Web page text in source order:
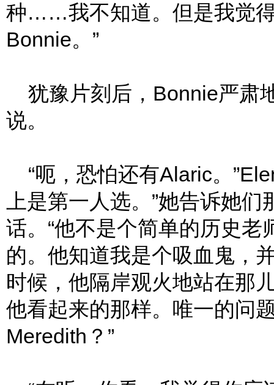
种……我不知道。但是我觉
Bonnie。”
犹豫片刻后，Bonnie严肃
说。
“呃，恐怕还有Alaric。
上是第一人选。”她告诉她
话。“他不是个简单的历史
的。他知道我是个吸血鬼，
时候，他隔岸观火地站在那
他看起来的那样。唯一的问
Meredith？”